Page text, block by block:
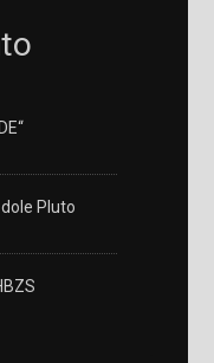
Pluto